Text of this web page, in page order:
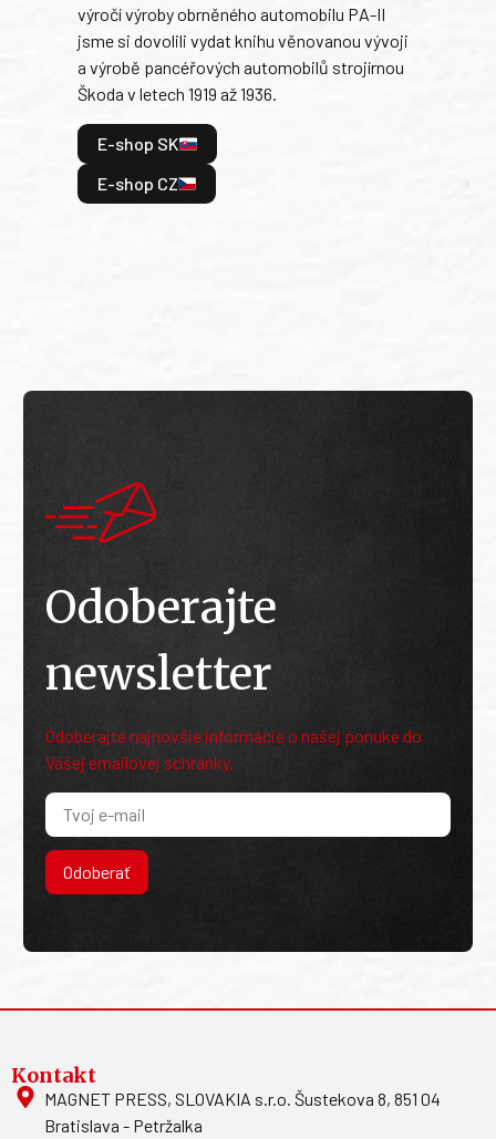
výročí výroby obrněného automobilu PA-II
jsme si dovolili vydat knihu věnovanou vývoji
a výrobě pancéřových automobilů strojírnou
Škoda v letech 1919 až 1936.
E-shop SK
E-shop CZ
Odoberajte
newsletter
Odoberajte najnovšie informácie o našej ponuke do
Vašej emailovej schránky.
Odoberať
Kontakt
MAGNET PRESS, SLOVAKIA s.r.o. Šustekova 8, 851 04
Bratislava - Petržalka